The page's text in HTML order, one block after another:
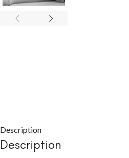
Description
Description